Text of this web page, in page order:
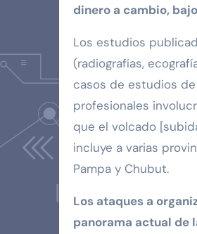
dinero a cambio,
Los estudios
(radiografías,
casos de estudios
profesionales
que el volcado
incluye a varias
Pampa y Chubut.
Los ataques a
panorama actual de